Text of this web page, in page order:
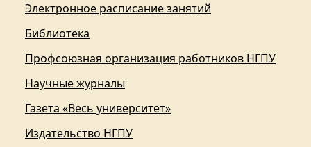
Электронное расписание занятий
Библиотека
Профсоюзная организация работников НГПУ
Научные журналы
Газета «Весь университет»
Издательство НГПУ